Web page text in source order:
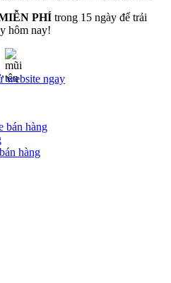
PHÍ trong 15 ngày để trải
hôm nay!
website ngay
bán hàng
hàng